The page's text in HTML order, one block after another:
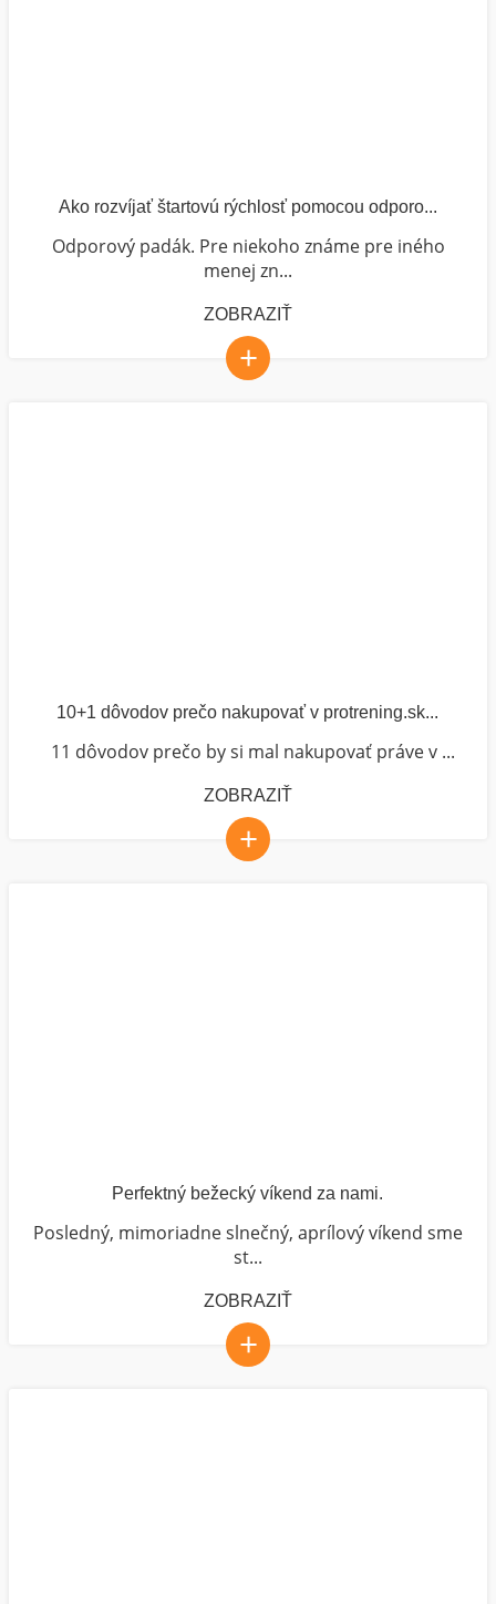
Ako rozvíjať štartovú rýchlosť pomocou odporo...
Odporový padák. Pre niekoho známe pre iného
menej zn...
ZOBRAZIŤ
+
10+1 dôvodov prečo nakupovať v protrening.sk...
11 dôvodov prečo by si mal nakupovať práve v ...
ZOBRAZIŤ
+
Perfektný bežecký víkend za nami.
Posledný, mimoriadne slnečný, aprílový víkend sme
st...
ZOBRAZIŤ
+